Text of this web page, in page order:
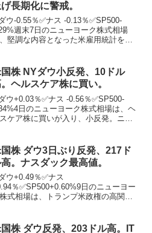
げ長期化に警戒。
ウ-0.55％✅ナス -0.13％✅SP500-
週末7日のニューヨーク株式相場
堅調な内容となった米雇用統計を受
落。米労働省が朝方発表した6月の...
株 NYダウ小反発、10ドル
ヘルスケア株に買い。
ウ+0.03％✅ナス -0.56％✅SP500-
日のニューヨーク株式相場は、ヘ
ケア株に買いが入り、小反発。ニュ
り込まれたが、この日は取引...
株 ダウ3日ぶり反発、217ド
。ナスダック最高値。
ウ+0.49％✅ナス
％✅SP500+0.60%9日のニューヨー
式相場は、トランプ米政権の高関税
平均は前日終値比217．54ドル高の4
株 ダウ反発、203ドル高。IT